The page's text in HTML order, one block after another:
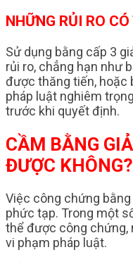
NHỮNG RỦI RO
Sử dụng bằng cấp 3
rủi ro, chẳng hạn như
được thăng tiến, hoặc
pháp luật nghiêm
trước khi quyết định.
CẦM BẰNG
ĐƯỢC KHÔNG?
Việc công chứng
phức tạp. Trong một
thể được công chứng,
vi phạm pháp luật.